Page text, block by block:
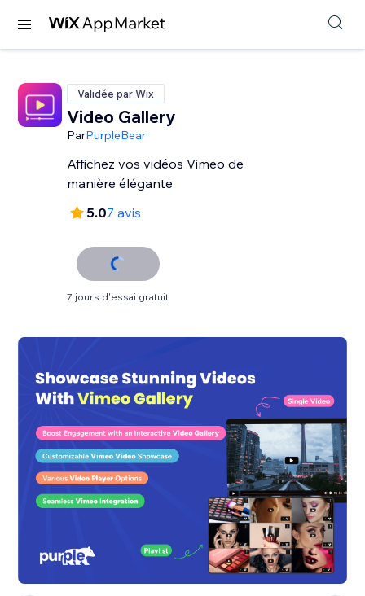
Validée par Wix
Video Gallery
ParPurpleBear
Affichez vos vidéos Vimeo de
manière élégante
5.07 avis
7 jours d'essai gratuit